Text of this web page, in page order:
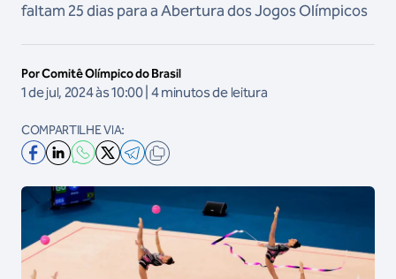
faltam 25 dias para a Abertura dos Jogos Olímpicos
Por Comitê Olímpico do Brasil
1 de jul, 2024 às 10:00 | 4 minutos de leitura
COMPARTILHE VIA: